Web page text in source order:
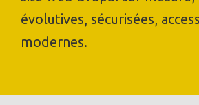
évolutives, sécurisées,
modernes.